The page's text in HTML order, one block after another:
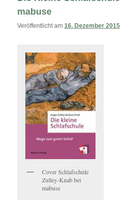
mabuse
Veröffentlicht am16. Dezember 2015
Cover Schlafschule
Zulley-Knab bei
mabuse